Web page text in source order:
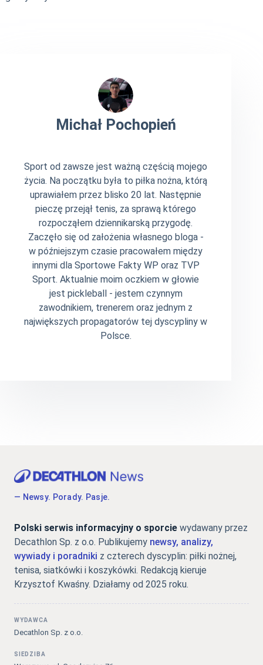
Michał Pochopień
Sport od zawsze jest ważną częścią mojego
życia. Na początku była to piłka nożna, którą
uprawiałem przez blisko 20 lat. Następnie
pieczę przejął tenis, za sprawą którego
rozpocząłem dziennikarską przygodę.
Zaczęło się od założenia własnego bloga -
w późniejszym czasie pracowałem między
innymi dla Sportowe Fakty WP oraz TVP
Sport. Aktualnie moim oczkiem w głowie
jest pickleball - jestem czynnym
zawodnikiem, trenerem oraz jednym z
największych propagatorów tej dyscypliny w
Polsce.
— Newsy. Porady. Pasje.
Polski serwis informacyjny o sporcie wydawany przez
Decathlon Sp. z o.o. Publikujemy newsy, analizy,
wywiady i poradniki z czterech dyscyplin: piłki nożnej,
tenisa, siatkówki i koszykówki. Redakcją kieruje
Krzysztof Kwaśny. Działamy od 2025 roku.
WYDAWCA
Decathlon Sp. z o.o.
SIEDZIBA